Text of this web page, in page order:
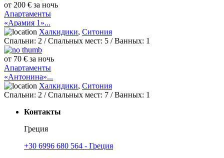
от 200 € за ночь
Апартаменты
«Арамия 1»...
Халкидики, Ситония
Спальни: 2 / Спальных мест: 5 /Ванных: 1
от 70 € за ночь
Апартаменты
«Антонина»...
Халкидики, Ситония
Спальни: 2 / Спальных мест: 7 /Ванных: 1
Контакты
Греция
+30 6996 680 564 - Греция